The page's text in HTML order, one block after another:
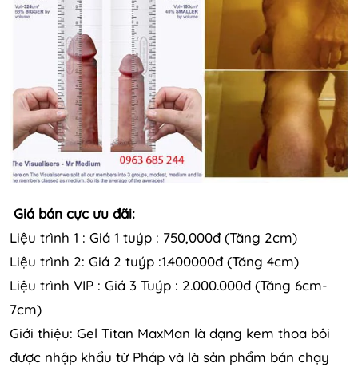
Giá bán cực ưu đãi:
Liệu trình 1 : Giá 1 tuýp : 750,000đ (Tăng 2cm)
Liệu trình 2: Giá 2 tuýp :1.400000đ (Tăng 4cm)
Liệu trình VIP : Giá 3 Tuýp : 2.000.000đ (Tăng 6cm-
7cm)
Giới thiệu: Gel Titan MaxMan là dạng kem thoa bôi
được nhập khẩu từ Pháp và là sản phẩm bán chạy